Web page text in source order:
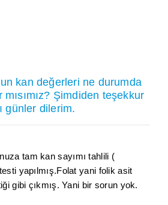
kan değerleri ne durumda
Şimdiden teşekkur
günler dilerim.
tam kan sayımı tahlili (
yapılmış.Folat yani folik asit
gibi çıkmış. Yani bir sorun yok.